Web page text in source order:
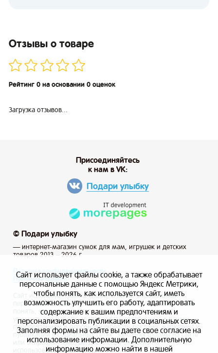
Отзывы о товаре
Рейтинг 0 на основании 0 оценок
Загрузка отзывов...
© Подари улыбку
— интернет-магазин сумок для мам, игрушек и детских
товаров 2013 – 2026 г.
Присоединяйтесь
к нам в VK:
Подари улыбку
Политика конфиденциальности
Публичная оферта
Сайт использует файлы cookie, а также обрабатывает
персональные данные с помощью Яндекс Метрики, чтобы
понять, как используется сайт, и иметь возможность
улучшить его работу, адаптировать содержание к вашим
предпочтениям и персонализировать рекламу, маркетинг и
публикации в социальных сетях. Заполняя формы на сайте
или отправляя заказ вы даете свое согласие на
использование информации.
Сайт использует файлы cookie, а также обрабатывает
персональные данные с помощью Яндекс Метрики,
чтобы понять, как используется сайт, иметь
возможность улучшить его работу, адаптировать
содержание к вашим предпочтениям и
персонализировать публикации в социальных сетях.
Заполняя формы на сайте вы даете свое согласие на
использование информации. Дополнительную
информацию можно найти в нашей